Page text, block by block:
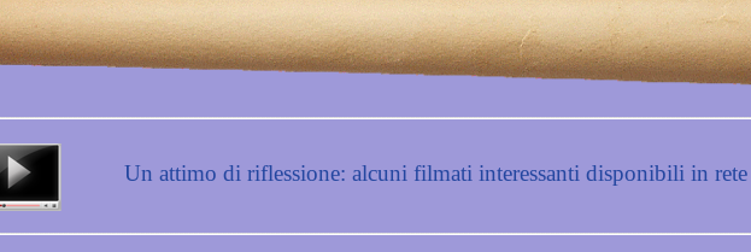
Un attimo di riflessione: alcuni filmati interessanti disponibili in rete